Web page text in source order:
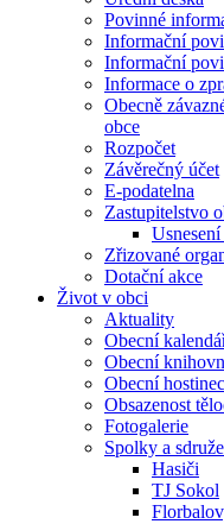
Povinné
Informační
Informační
Informace o
Obecně
obce
Rozpočet
Závěrečný účet
E-podatelna
Zastupitelstvo
Zřizované
Dotační akce
Život v obci
Aktuality
Obecní
Obecní
Obecní hostinec
Obsazenost
Fotogalerie
Spolky a
Hasiči
TJ Sokol